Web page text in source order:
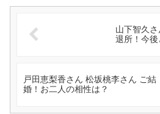
山下智久
退所！今後
戸田恵梨香さん 松坂桃李さん ご結
婚！お二人の相性は？